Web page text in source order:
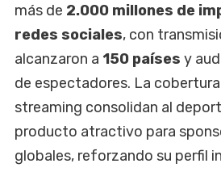
más de 2.000 millones de
redes sociales, con
alcanzaron a 150 países y
de espectadores. La
streaming consolidan al
producto atractivo para
globales, reforzando su perfil